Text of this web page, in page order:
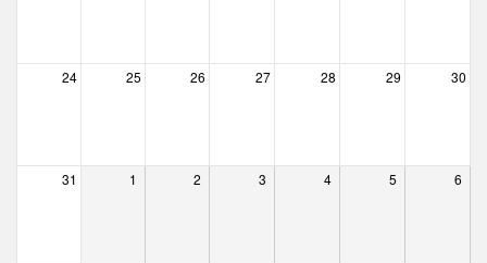
Dunabogdány
24 25 26 27 28 29 30
31 1 2 3 4 5 6